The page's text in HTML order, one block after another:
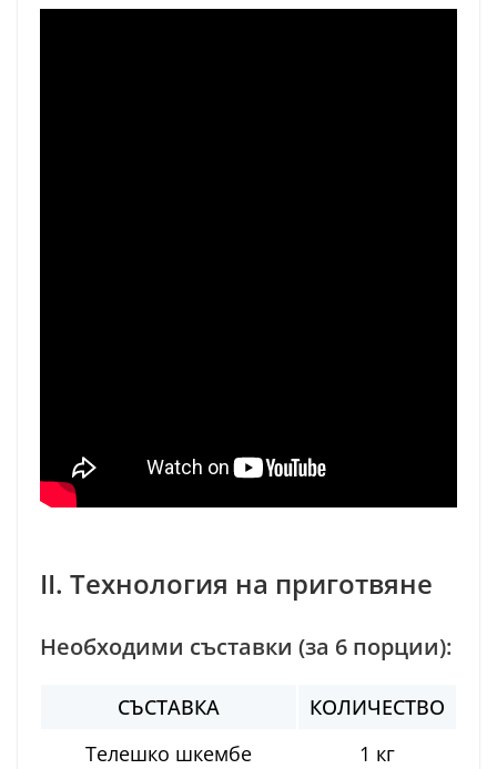
II. Технология на приготвяне
Необходими съставки (за 6 порции):
СЪСТАВКА
КОЛИЧЕСТВО
Телешко шкембе
1 кг